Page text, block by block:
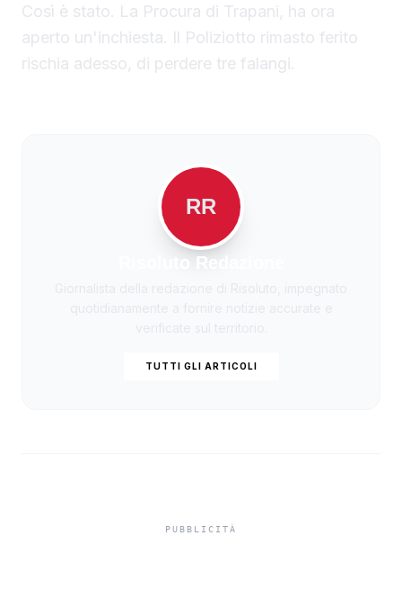
Così è stato. La Procura di Trapani, ha ora
aperto un'inchiesta. Il Poliziotto rimasto ferito
rischia adesso, di perdere tre falangi.
RR
Risoluto Redazione
TUTTI GLI ARTICOLI